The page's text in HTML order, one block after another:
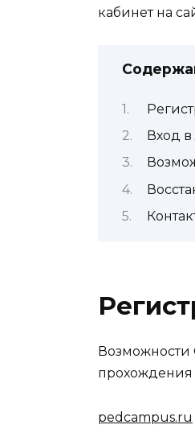
кабинет на
Вход
Возможности
прохождения
pedcampus.ru